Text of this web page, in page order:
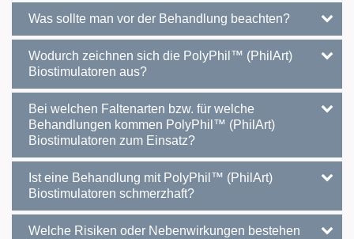
Was sollte man vor der Behandlung beachten?
Wodurch zeichnen sich die PolyPhil™ (PhilArt)
Biostimulatoren aus?
Bei welchen Faltenarten bzw. für welche
Behandlungen kommen PolyPhil™ (PhilArt)
Biostimulatoren zum Einsatz?
Ist eine Behandlung mit PolyPhil™ (PhilArt)
Biostimulatoren schmerzhaft?
Welche Risiken oder Nebenwirkungen bestehen